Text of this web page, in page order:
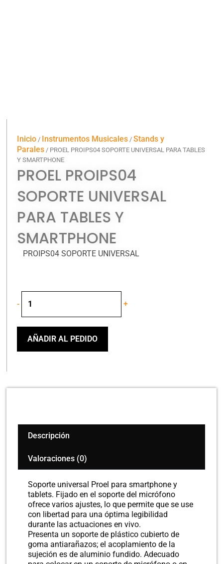
Inicio / Instrumentos Musicales /Stands y
Parales / PROEL PROIPS04 SOPORTE UNIVERSAL PARA TABLES
Y SMARTPHONE
PROEL PROIPS04
SOPORTE UNIVERSAL
PARA TABLES Y
SMARTPHONE
PROIPS04 SOPORTE UNIVERSAL
-
PROIPS04
SOPORTE
UNIVERSAL
PARA
+
AÑADIR AL PEDIDO
Descripción
Valoraciones (0)
Soporte universal Proel para smartphone y
tablets. Fijado en el soporte del micrófono
ofrece varios ajustes, lo que permite que se use
con libertad para una óptima legibilidad
durante las actuaciones en vivo.
Presenta un soporte de plástico cubierto de
goma antiarañazos; el acoplamiento de la
sujeción es de aluminio fundido. Adecuado